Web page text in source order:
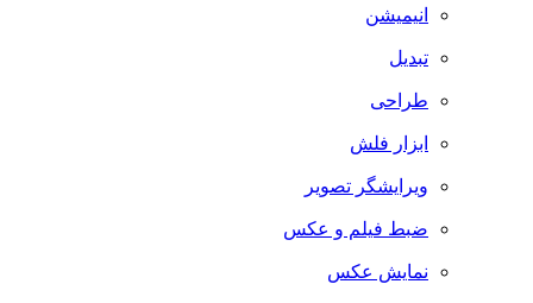
انیمیشن
تبدیل
طراحی
ابزار فلش
ویرایشگر تصویر
ضبط فيلم و عكس
نمایش عکس